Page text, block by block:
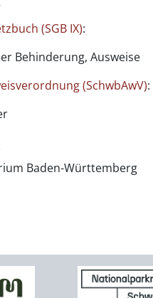
(SGB IX):
Behinderung, Ausweise
(SchwbAwV):
Baden-Württemberg